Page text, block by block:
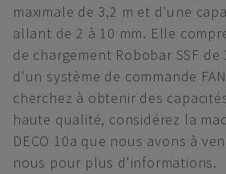
maximale de 3,2 m et d'une
allant de 2 à 10 mm. Elle
de chargement Robobar SSF
d'un système de commande
cherchez à obtenir des
haute qualité, considérez la
DECO 10a que nous avons à
nous pour plus d'informations.